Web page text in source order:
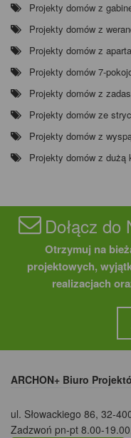
Projekty domów z
Projekty domów z
Projekty domów z
Projekty domów 7-
Projekty domów z
Projekty domów ze
Projekty domów z
Projekty domów z dużą
Dołącz
Otrzymuj na
projektowych,
realizacjach
ARCHON+ Biuro
ul. Słowackiego 86, 32-
Zadzwoń pn-pt 8.00-